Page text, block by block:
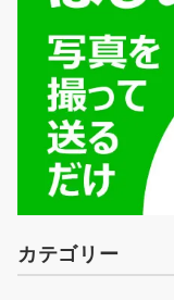
カテゴリー